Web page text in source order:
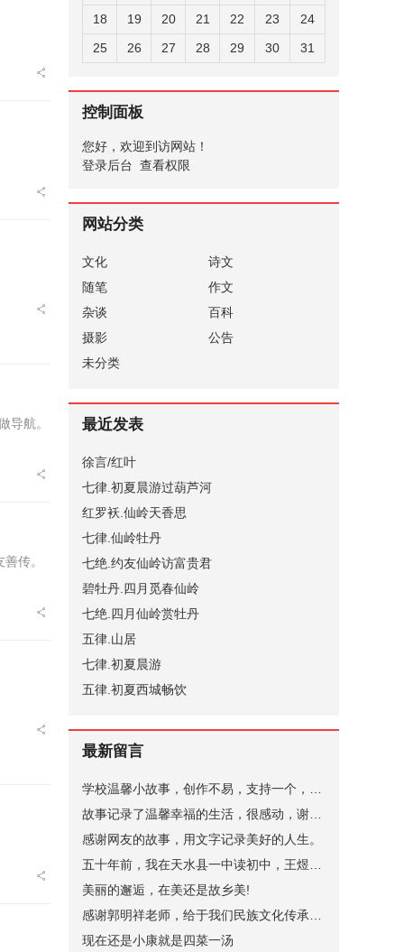
导航。
传。
18
19 20 21 22 23
24
25
26 27 28 29 30 31
控制面板
您好，欢迎到访网站！
登录后台 查看权限
网站分类
文化
诗文
随笔
作文
杂谈
百科
摄影
公告
未分类
最近发表
徐言/红叶
七律.初夏晨游过葫芦河
红罗袄.仙岭天香思
七律.仙岭牡丹
七绝.约友仙岭访富贵君
碧牡丹.四月觅春仙岭
七绝.四月仙岭赏牡丹
五律.山居
七律.初夏晨游
五律.初夏西城畅饮
最新留言
感谢网友的故事，用文字记录美好的人生。
美丽的邂逅，在美还是故乡美!
现在还是小康就是四菜一汤